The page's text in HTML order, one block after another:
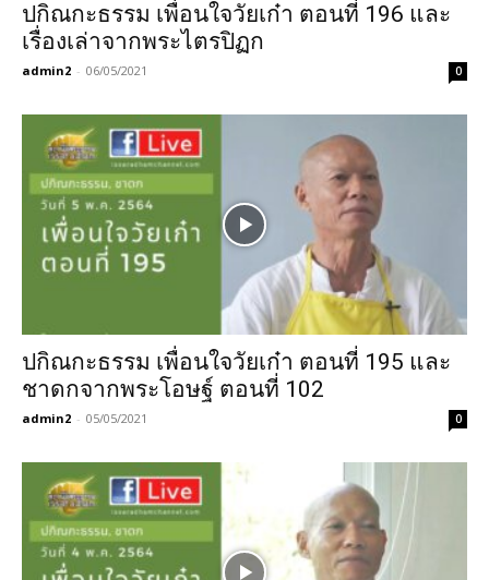
ปกิณกะธรรม เพื่อนใจวัยเก๋า ตอนที่ 196 และ
เรื่องเล่าจากพระไตรปิฏก
admin2 - 06/05/2021 0
ปกิณกะธรรม เพื่อนใจวัยเก๋า ตอนที่ 195 และ
ชาดกจากพระโอษฐ์ ตอนที่ 102
admin2 - 05/05/2021 0